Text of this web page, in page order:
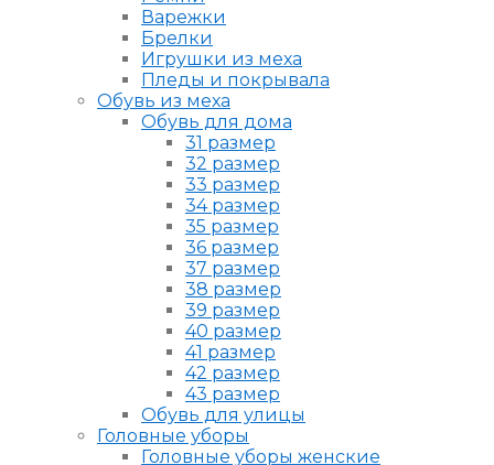
Варежки
Брелки
Игрушки из меха
Пледы и покрывала
Обувь из меха
Обувь для дома
31 размер
32 размер
33 размер
34 размер
35 размер
36 размер
37 размер
38 размер
39 размер
40 размер
41 размер
42 размер
43 размер
Обувь для улицы
Головные уборы
Головные уборы женские